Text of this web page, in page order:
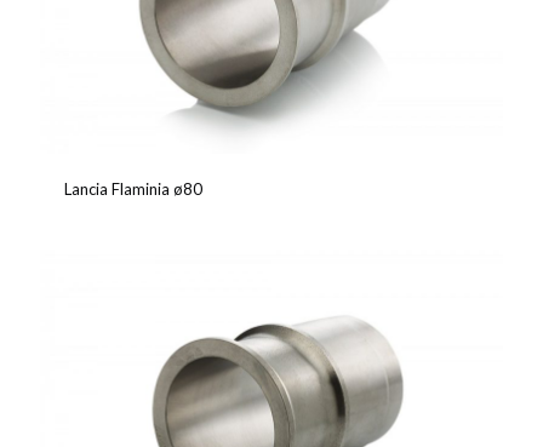
Lancia Flaminia ø80